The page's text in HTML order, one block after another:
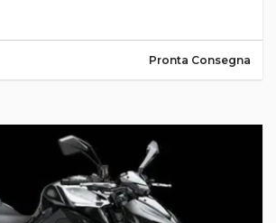
Pronta Consegna